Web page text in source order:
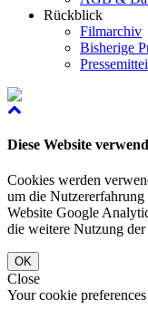
Rückblick
Filmarchiv
Bisherige
Diese Website
Cookies werden
um die Nutzererfahrung
Website Google
die weitere Nutzung
OK
Close
Your cookie